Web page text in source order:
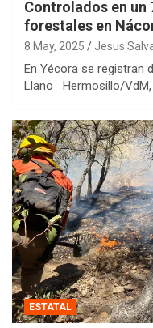
Controlados en un
forestales en
8 May, 2025 Jesus
En Yécora se registran
Llano Hermosillo/VdM,
ESTATAL